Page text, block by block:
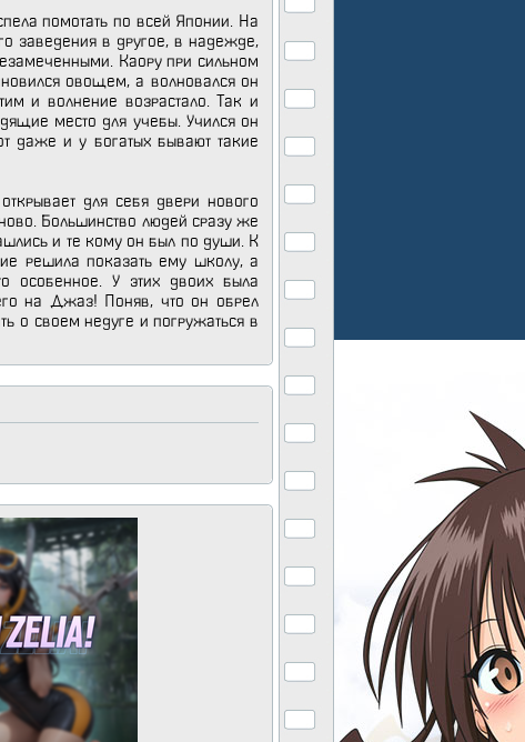
помотать по всей Японии. На
заведения в другое, в надежде,
Каору при сильном
овощем, а волновался он
и волнение возрастало. Так и
место для учебы. Учился он
даже и у богатых бывают такие
для себя двери нового
Большинство людей сразу же
и те кому он был по души. К
решила показать ему школу, а
особенное. У этих двоих была
на Джаз! Поняв, что он обрел
о своем недуге и погружаться в